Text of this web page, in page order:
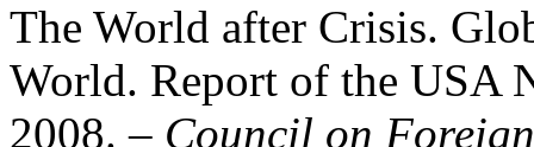
The World after Crisis.
World. Report of the USA
2008. – Council on